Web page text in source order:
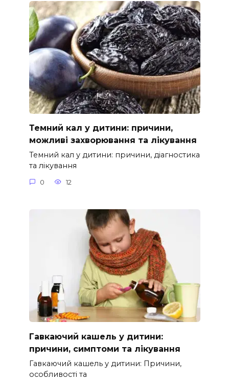
Темний кал у дитини: причини,
можливі захворювання та лікування
Темний кал у дитини: причини, діагностика
та лікування
0 12
Гавкаючий кашель у дитини:
причини, симптоми та лікування
Гавкаючий кашель у дитини: Причини,
особливості та